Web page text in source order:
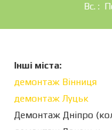
Вс. :
Інші міста:
демонтаж Вінниця
демонтаж Луцьк
Демонтаж Дніпро